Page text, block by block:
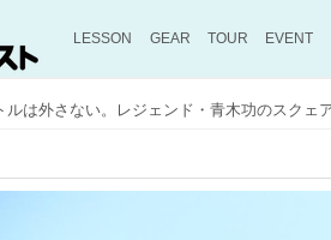
LESSON GEAR TOUR EVENT